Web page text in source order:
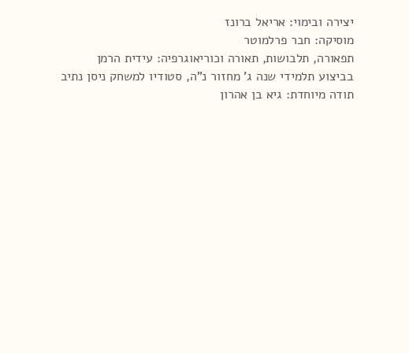
יצירה ובימוי: אריאל ברונז
מוסיקה: חבר פרלמוטר
תפאורה, תלבושות, תאורה וכוריאוגרפיה: עידית הרמן
בביצוע תלמידי שנה ג' מחזור נ"ה, סטודיו למשחק ניסן נתיב
תודה מיוחדת: גיא בן אהרון